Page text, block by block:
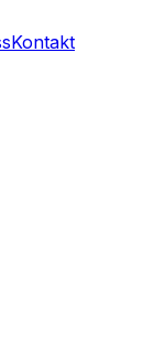
Kontakt